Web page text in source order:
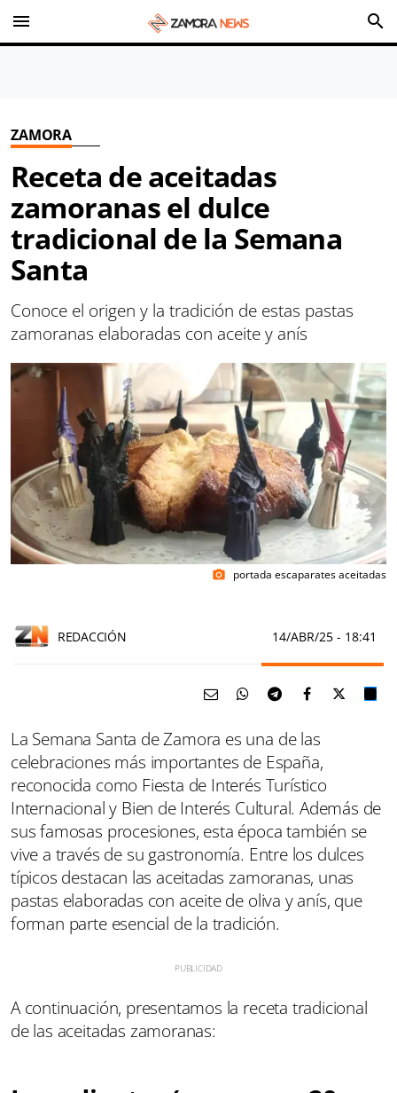
menu search
ZAMORA
Receta de aceitadas
zamoranas el dulce
tradicional de la Semana
Santa
Conoce el origen y la tradición de estas pastas
zamoranas elaboradas con aceite y anís
photo_camera portada escaparates aceitadas
REDACCIÓN 14/ABR/25 - 18:41
La Semana Santa de Zamora es una de las
celebraciones más importantes de España,
reconocida como Fiesta de Interés Turístico
Internacional y Bien de Interés Cultural. Además de
sus famosas procesiones, esta época también se
vive a través de su gastronomía. Entre los dulces
típicos destacan las aceitadas zamoranas, unas
pastas elaboradas con aceite de oliva y anís, que
forman parte esencial de la tradición.
A continuación, presentamos la receta tradicional
de las aceitadas zamoranas: